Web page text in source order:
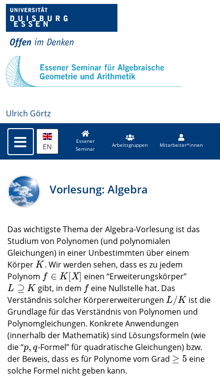
Ulrich Görtz
EN
Essener
Seminar
Arbeitsgruppen Mitarbeiter*innen
Vorlesung: Algebra
Das wichtigste Thema der Algebra-Vorlesung ist das
Studium von Polynomen (und polynomialen
Gleichungen) in einer Unbestimmten über einem
Körper K
K . Wir werden sehen, dass es zu jedem
Polynom f ∈ K[X]
f∈K X] einen “Erweiterungskörper”
L ⊇ K
L⊇ K gibt, in dem f
f eine Nullstelle hat. Das
Verständnis solcher Körpererweiterungen L/K
L/K
ist die
Grundlage für das Verständnis von Polynomen und
Polynomgleichungen. Konkrete Anwendungen
(innerhalb der Mathematik) sind Lösungsformeln (wie
die “p, q
p,q -Formel” für quadratische Gleichungen) bzw.
der Beweis, dass es für Polynome vom Grad ≥ 5
≥5
eine
solche Formel nicht geben kann.